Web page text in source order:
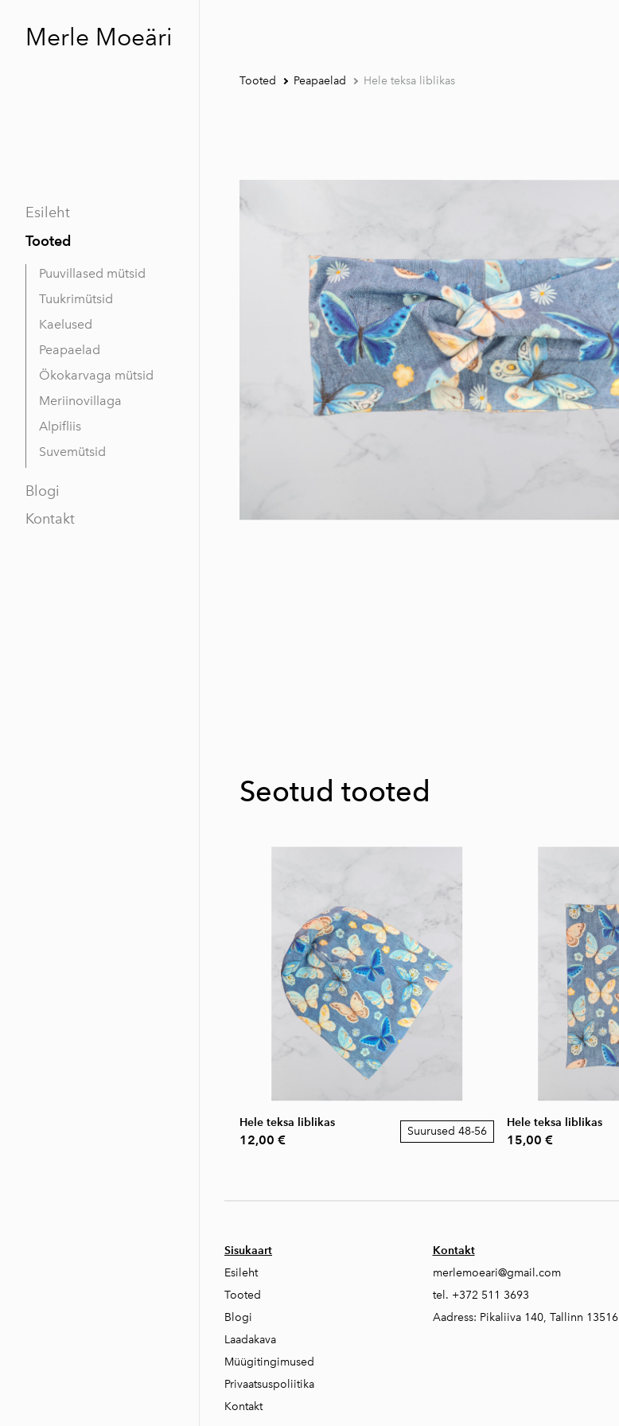
Merle Moeäri
Esileht
Tooted
Puuvillased mütsid
Tuukrimütsid
Kaelused
Peapaelad
Ökokarvaga mütsid
Meriinovillaga
Alpifliis
Suvemütsid
Blogi
Kontakt
Tooted Peapaelad Hele teksa liblikas
Seotud tooted
Hele teksa liblikas
12,00 €
Suurused 48-56
Hele teksa liblikas
15,00 €
Sisukaart
Esileht
Tooted
Blogi
Laadakava
Müügitingimused
Privaatsuspoliitika
Kontakt
Kontakt
merlemoeari@gmail.com
tel. +372 511 3693
Aadress: Pikaliiva 140, Tallinn 13516